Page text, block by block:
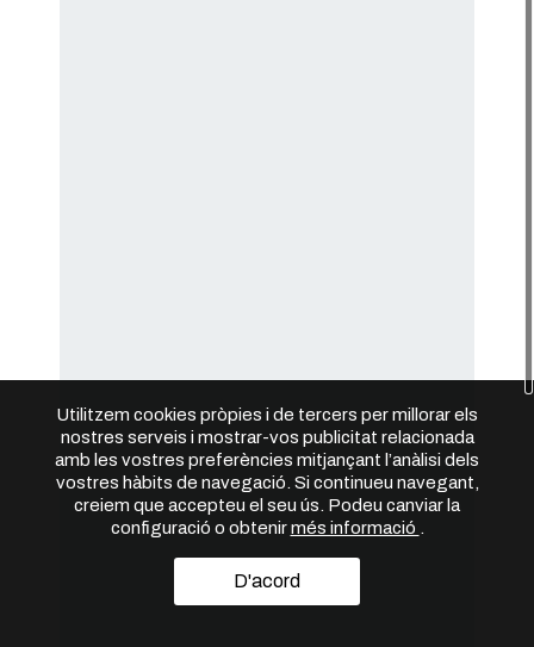
Utilitzem cookies pròpies i de tercers per millorar els
nostres serveis i mostrar-vos publicitat relacionada
amb les vostres preferències mitjançant l’anàlisi dels
vostres hàbits de navegació. Si continueu navegant,
creiem que accepteu el seu ús. Podeu canviar la
configuració o obtenirmés informació
D'acord